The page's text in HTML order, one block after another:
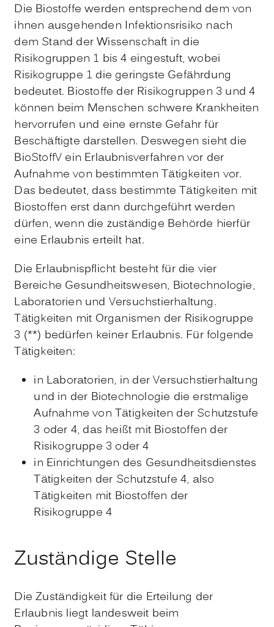
Die Biostoffe werden entsprechend dem von
ihnen ausgehenden Infektionsrisiko nach
dem Stand der Wissenschaft in die
Risikogruppen 1 bis 4 eingestuft, wobei
Risikogruppe 1 die geringste Gefährdung
bedeutet. Biostoffe der Risikogruppen 3 und 4
können beim Menschen schwere Krankheiten
hervorrufen und eine ernste Gefahr für
Beschäftigte darstellen. Deswegen sieht die
BioStoffV ein Erlaubnisverfahren vor der
Aufnahme von bestimmten Tätigkeiten vor.
Das bedeutet, dass bestimmte Tätigkeiten mit
Biostoffen erst dann durchgeführt werden
dürfen, wenn die zuständige Behörde hierfür
eine Erlaubnis erteilt hat.
Die Erlaubnispflicht besteht für die vier
Bereiche Gesundheitswesen, Biotechnologie,
Laboratorien und Versuchstierhaltung.
Tätigkeiten mit Organismen der Risikogruppe
3 (**) bedürfen keiner Erlaubnis. Für folgende
Tätigkeiten:
in Laboratorien, in der Versuchstierhaltung
und in der Biotechnologie die erstmalige
Aufnahme von Tätigkeiten der Schutzstufe
3 oder 4, das heißt mit Biostoffen der
Risikogruppe 3 oder 4
in Einrichtungen des Gesundheitsdienstes
Tätigkeiten der Schutzstufe 4, also
Tätigkeiten mit Biostoffen der
Risikogruppe 4
Zuständige Stelle
Die Zuständigkeit für die Erteilung der
Erlaubnis liegt landesweit beim